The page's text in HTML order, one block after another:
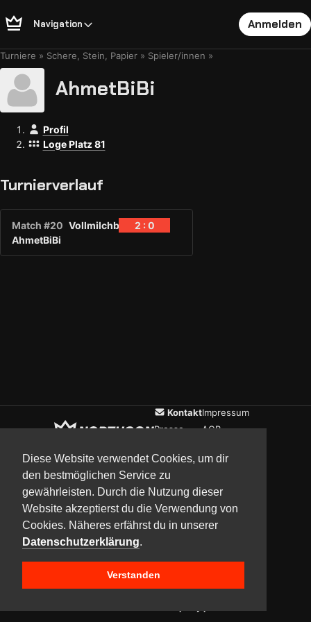
Diese Website verwendet Cookies, um dir
den bestmöglichen Service zu
gewährleisten. Durch die Nutzung dieser
Website akzeptierst du die Verwendung von
Cookies. Näheres erfährst du in unserer
Datenschutzerklärung.
Verstanden
Navigation Anmelden
Turniere Schere, Stein, Papier Spieler/innen
AhmetBiBi
Profil
Loge Platz 81
Turnierverlauf
Match #20 Vollmilchbart
2 : 0
AhmetBiBi
Kontakt
Presse
Impressum
AGB
UpdatesCommunityMedia